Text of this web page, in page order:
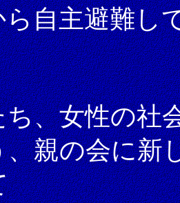
ら自主避難し
、女性の社
、親の会に新